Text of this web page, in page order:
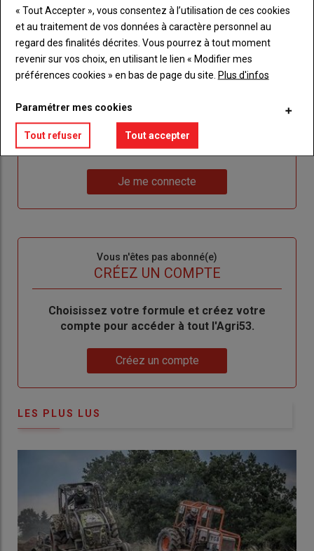
titre
TITRE IDENTIFIEZ-VOUS
de votre abonnement
Lien
"Créer
Créer un nouveau compte
Lien
de
Réinitialiser votre mot de passe
me
Je me connecte
Vous n'êtes pas abonné(e)
CRÉEZ UN COMPTE
BodyChoisissez votre formule et créez votre
compte pour accéder à tout l'Agri53.
Créez un compte
LES PLUS LUS
« Tout Accepter », vous consentez à l’utilisation de ces cookies
et au traitement de vos données à caractère personnel au
regard des finalités décrites. Vous pourrez à tout moment
revenir sur vos choix, en utilisant le lien « Modifier mes
préférences cookies » en bas de page du site. Plus d'infos
Paramétrer mes cookies
Tout refuser Tout accepter